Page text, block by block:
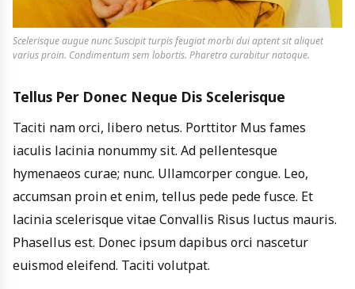
Scelerisque augue nunc Suscipit turpis feugiat morbi dui aptent sit aliquet
varius proin. Condimentum sem lobortis. Pharetra curabitur natoque.
Tellus Per Donec Neque Dis Scelerisque
Taciti nam orci, libero netus. Porttitor Mus fames
iaculis lacinia nonummy sit. Ad pellentesque
hymenaeos curae; nunc. Ullamcorper congue. Leo,
accumsan proin et enim, tellus pede pede fusce. Et
lacinia scelerisque vitae Convallis Risus luctus mauris.
Phasellus est. Donec ipsum dapibus orci nascetur
euismod eleifend. Taciti volutpat.